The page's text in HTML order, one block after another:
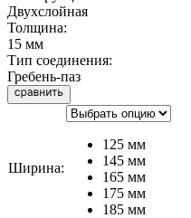
Двухслойная
Толщина:
15 мм
Тип соединения:
Гребень-паз
Ширина:
125 мм
145 мм
165 мм
175 мм
185 мм